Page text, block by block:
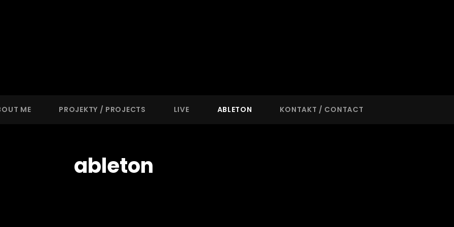
ME PROJEKTY / PROJECTS LIVE ABLETON KONTAKT / CONTACT
ableton